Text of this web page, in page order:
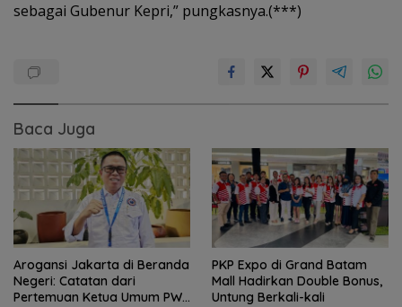
sebagai Gubenur Kepri,” pungkasnya.(***)
Baca Juga
Arogansi Jakarta di Beranda
Negeri: Catatan dari
Pertemuan Ketua Umum PWI
PKP Expo di Grand Batam
Mall Hadirkan Double Bonus,
Untung Berkali-kali